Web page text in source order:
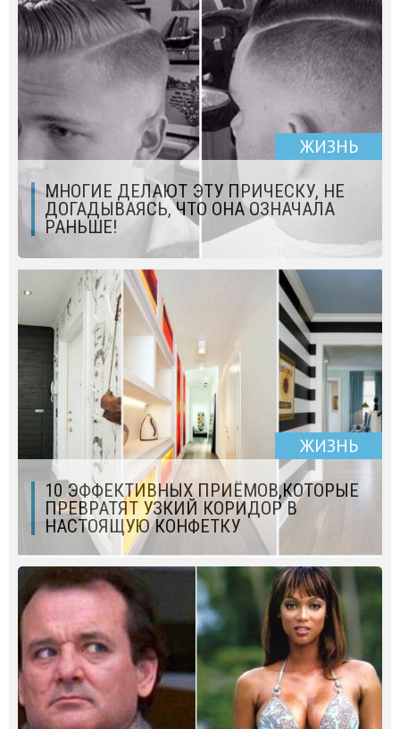
ЖИЗНЬ
МНОГИЕ ДЕЛАЮТ ЭТУ ПРИЧЕСКУ, НЕ
ДОГАДЫВАЯСЬ, ЧТО ОНА ОЗНАЧАЛА
РАНЬШЕ!
ЖИЗНЬ
10 ЭФФЕКТИВНЫХ ПРИЁМОВ,КОТОРЫЕ
ПРЕВРАТЯТ УЗКИЙ КОРИДОР В
НАСТОЯЩУЮ КОНФЕТКУ